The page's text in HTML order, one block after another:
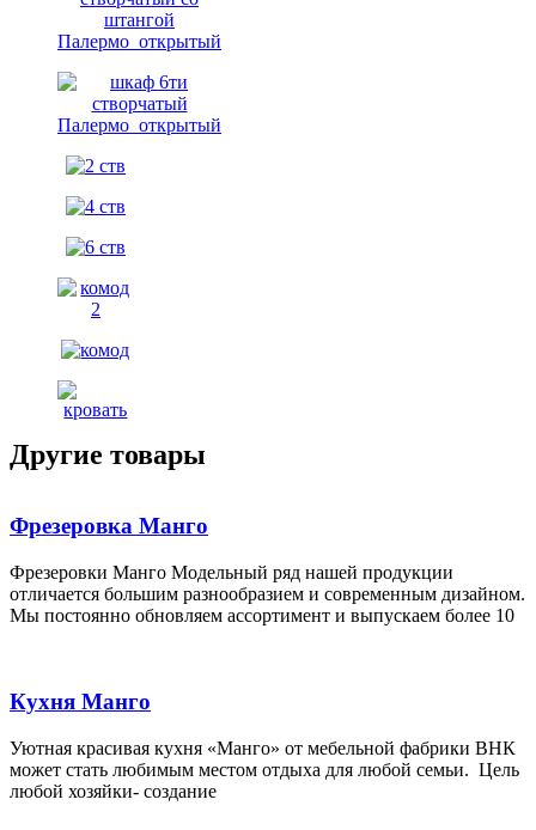
Другие товары
Фрезеровка Манго
Фрезеровки Манго Модельный ряд нашей продукции
отличается большим разнообразием и современным дизайном.
Мы постоянно обновляем ассортимент и выпускаем более 10
Кухня Манго
Уютная красивая кухня «Манго» от мебельной фабрики ВНК
может стать любимым местом отдыха для любой семьи. Цель
любой хозяйки- создание